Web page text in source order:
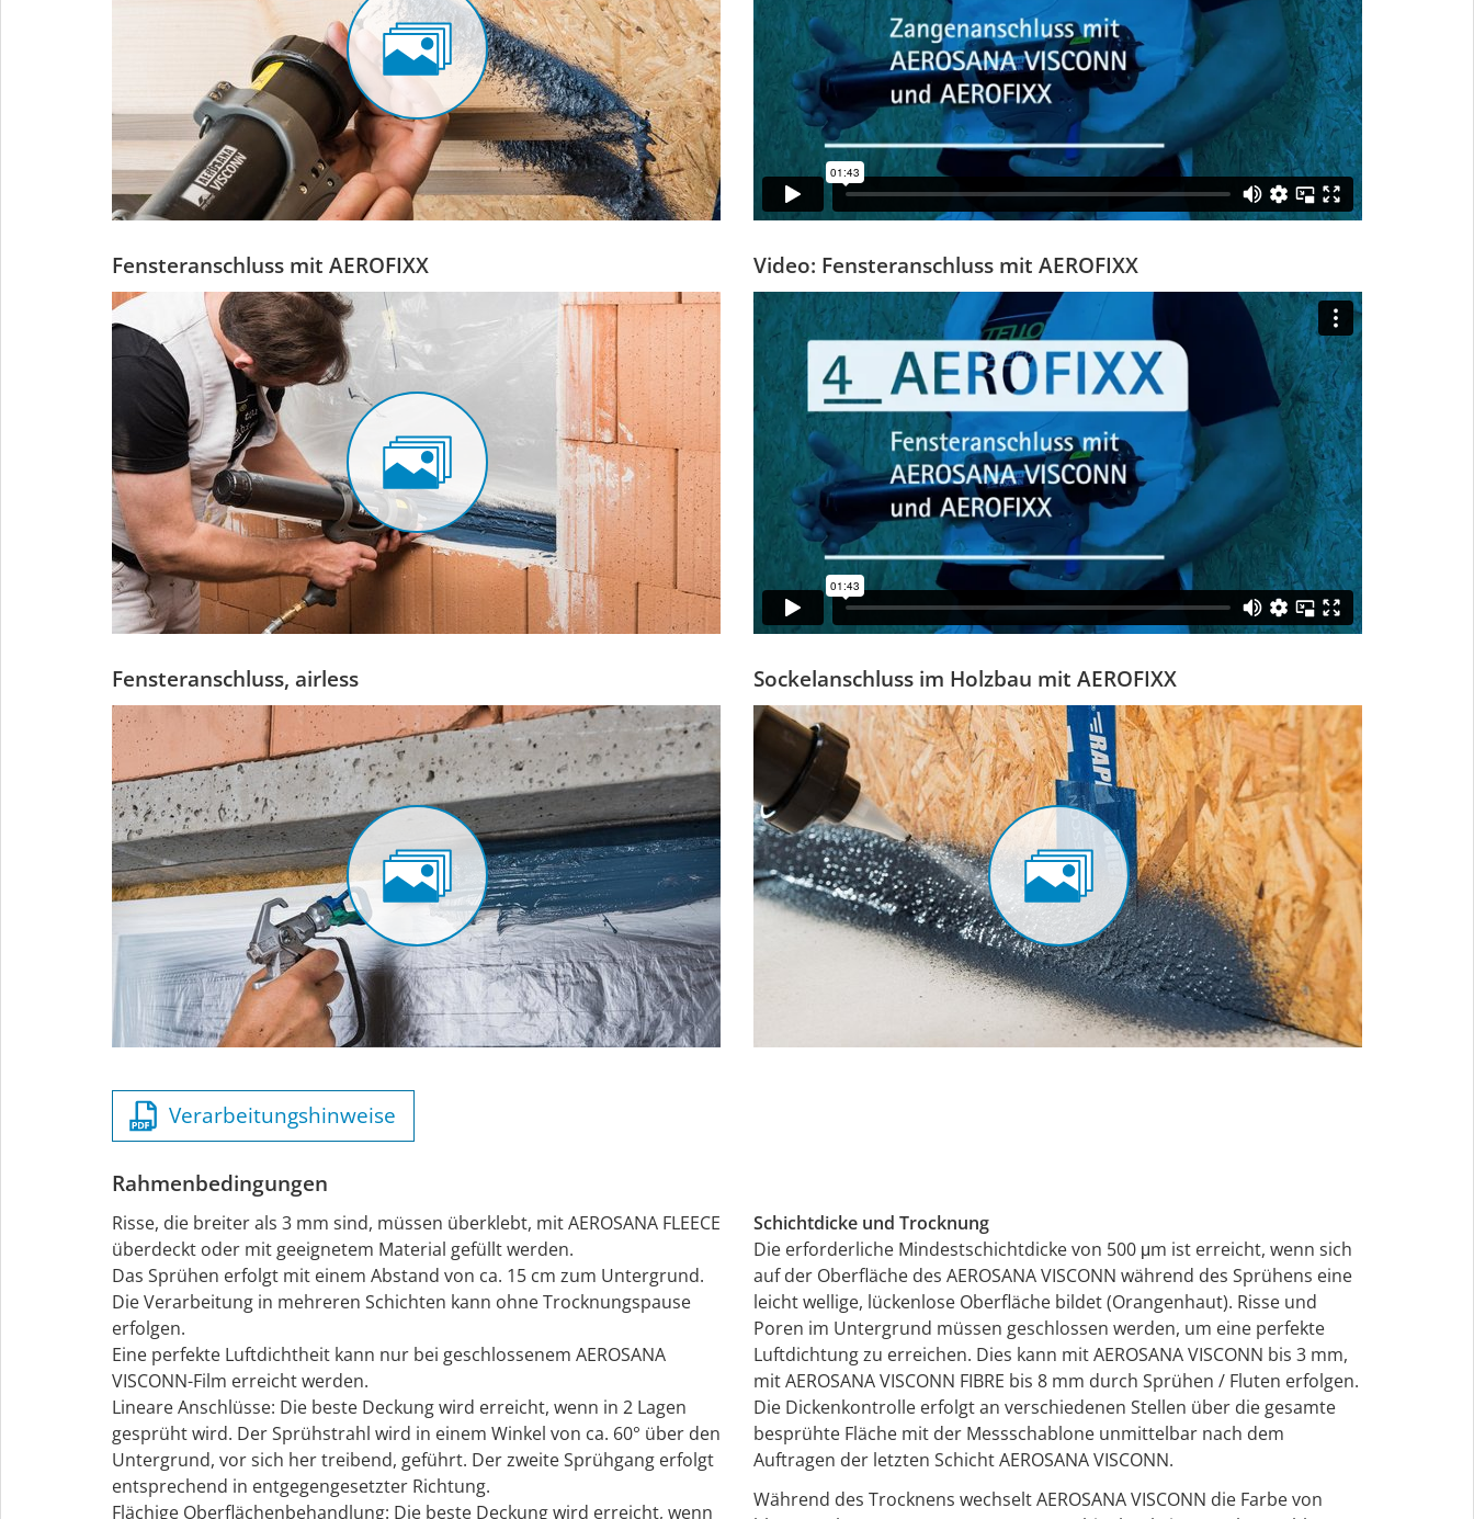
Fensteranschluss mit AEROFIXX Video: Fensteranschluss mit AEROFIXX
Fensteranschluss, airless Sockelanschluss im Holzbau mit AEROFIXX
Verarbeitungshinweise
Rahmenbedingungen
Risse, die breiter als 3 mm sind, müssen überklebt, mit AEROSANA FLEECE
überdeckt oder mit geeignetem Material gefüllt werden.
Das Sprühen erfolgt mit einem Abstand von ca. 15 cm zum Untergrund.
Die Verarbeitung in mehreren Schichten kann ohne Trocknungspause
erfolgen.
Eine perfekte Luftdichtheit kann nur bei geschlossenem AEROSANA
VISCONN-Film erreicht werden.
Lineare Anschlüsse: Die beste Deckung wird erreicht, wenn in 2 Lagen
gesprüht wird. Der Sprühstrahl wird in einem Winkel von ca. 60° über den
Untergrund, vor sich her treibend, geführt. Der zweite Sprühgang erfolgt
entsprechend in entgegengesetzter Richtung.
Flächige Oberflächenbehandlung: Die beste Deckung wird erreicht, wenn
Schichtdicke und Trocknung
Die erforderliche Mindestschichtdicke von 500 μm ist erreicht, wenn sich
auf der Oberfläche des AEROSANA VISCONN während des Sprühens eine
leicht wellige, lückenlose Oberfläche bildet (Orangenhaut). Risse und
Poren im Untergrund müssen geschlossen werden, um eine perfekte
Luftdichtung zu erreichen. Dies kann mit AEROSANA VISCONN bis 3 mm,
mit AEROSANA VISCONN FIBRE bis 8 mm durch Sprühen / Fluten erfolgen.
Die Dickenkontrolle erfolgt an verschiedenen Stellen über die gesamte
besprühte Fläche mit der Messschablone unmittelbar nach dem
Auftragen der letzten Schicht AEROSANA VISCONN.
Während des Trocknens wechselt AEROSANA VISCONN die Farbe von